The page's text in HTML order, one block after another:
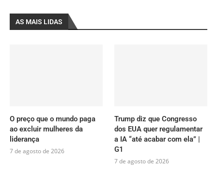
AS MAIS LIDAS
O preço que o mundo paga
ao excluir mulheres da
liderança
7 de agosto de 2026
Trump diz que Congresso
dos EUA quer regulamentar
a IA “até acabar com ela” |
G1
7 de agosto de 2026